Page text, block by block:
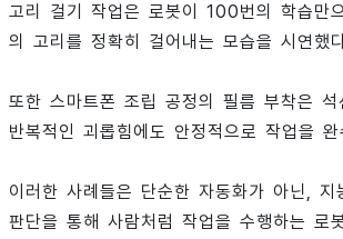
고리 걸기 작업은 로봇이 100번의 학습만
의 고리를 정확히 걸어내는 모습을 시연했
또한 스마트폰 조립 공정의 필름 부착은 석
반복적인 괴롭힘에도 안정적으로 작업을 완
이러한 사례들은 단순한 자동화가 아닌, 지
판단을 통해 사람처럼 작업을 수행하는 로